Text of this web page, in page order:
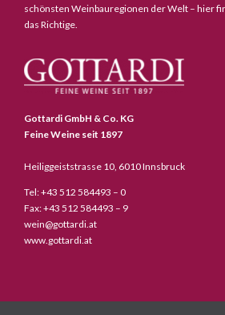
schönsten Weinbauregionen der Welt – hier
das Richtige.
Gottardi GmbH & Co. KG
Feine Weine seit 1897
Heiliggeiststrasse 10, 6010 Innsbruck
Tel: +43 512 584493 – 0
Fax: +43 512 584493 – 9
wein@gottardi.at
www.gottardi.at